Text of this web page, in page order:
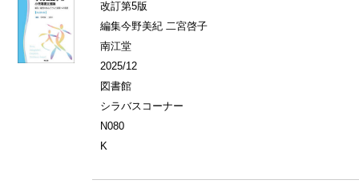
改訂第5版
編集今野美紀 二宮啓子
南江堂
2025/12
図書館
シラバスコーナー
N080
K